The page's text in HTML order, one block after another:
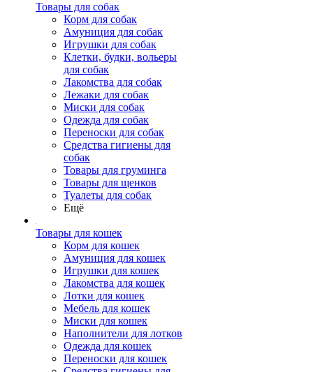
Товары для собак
Корм для собак
Амуниция для собак
Игрушки для собак
Клетки, будки, вольеры
для собак
Лакомства для собак
Лежаки для собак
Миски для собак
Одежда для собак
Переноски для собак
Средства гигиены для
собак
Товары для груминга
Товары для щенков
Туалеты для собак
Ещё
Товары для кошек
Корм для кошек
Амуниция для кошек
Игрушки для кошек
Лакомства для кошек
Лотки для кошек
Мебель для кошек
Миски для кошек
Наполнители для лотков
Одежда для кошек
Переноски для кошек